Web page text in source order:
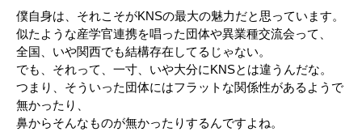
僕自身は、それこそがKNSの最大の魅力だと思っています。
似たような産学官連携を唱った団体や異業種交流会って、
全国、いや関西でも結構存在してるじゃない。
でも、それって、一寸、いや大分にKNSとは違うんだな。
つまり、そういった団体にはフラットな関係性があるようで
無かったり、
鼻からそんなものが無かったりするんですよね。